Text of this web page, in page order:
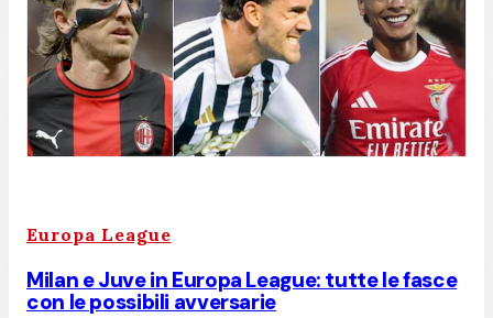
Europa League
Milan e Juve in Europa League: tutte le fasce
con le possibili avversarie